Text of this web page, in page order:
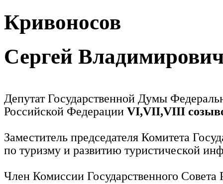
Кривоносов
Сергей
Депутат Государственной Думы
Российской Федерации VI,VII,VIII
Заместитель председателя Комитета
по туризму и развитию туристической
Член Комиссии Государственного